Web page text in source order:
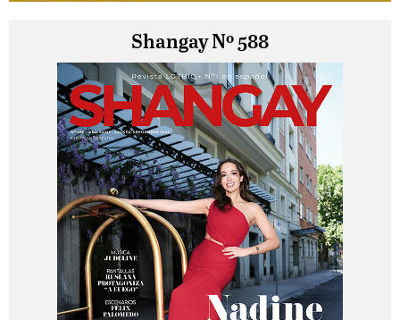
Shangay Nº 588